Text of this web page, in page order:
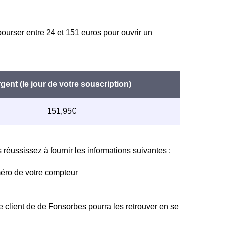
entre 24 et 151 euros pour ouvrir un
à fournir les informations suivantes :
de votre compteur
de de Fonsorbes pourra les retrouver en se